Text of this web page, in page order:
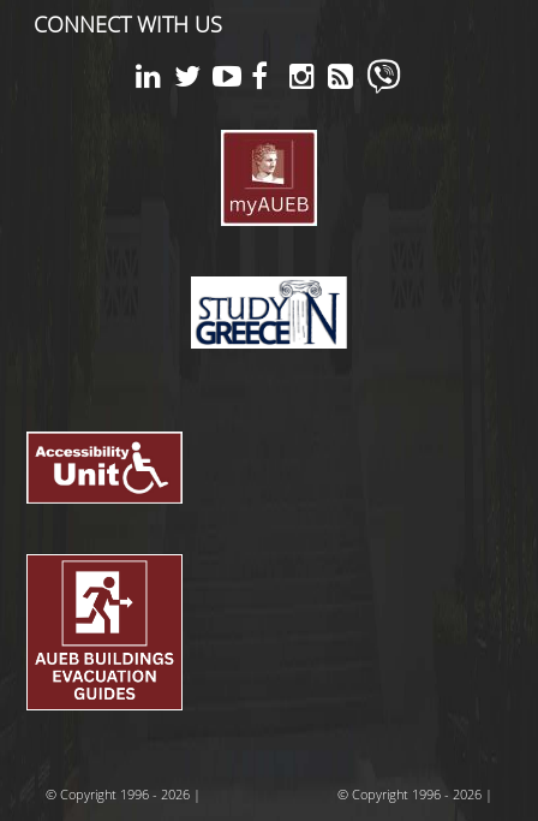
CONNECT WITH US
© Copyright 1996 - 2026 | © Copyright 1996 - 2026 |